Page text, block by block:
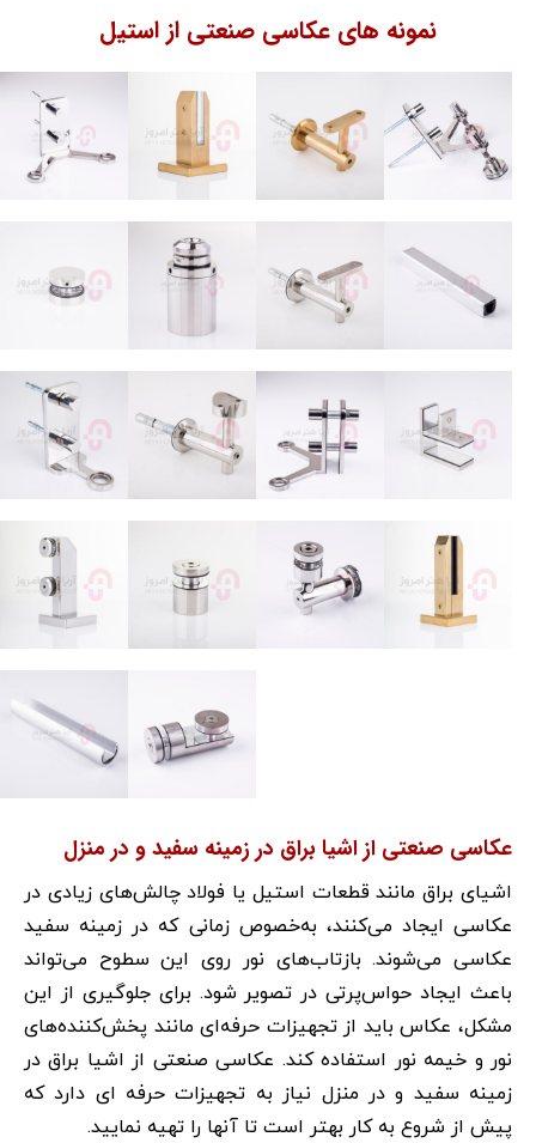
نمونه های عکاسی صنعتی از استیل
عکاسی صنعتی از اشیا براق در زمینه سفید و در منزل
اشیای براق مانند قطعات استیل یا فولاد چالش‌های زیادی در
عکاسی ایجاد می‌کنند، به‌خصوص زمانی که در زمینه سفید
عکاسی می‌شوند. بازتاب‌های نور روی این سطوح می‌تواند
باعث ایجاد حواس‌پرتی در تصویر شود. برای جلوگیری از این
مشکل، عکاس باید از تجهیزات حرفه‌ای مانند پخش‌کننده‌های
نور و خیمه نور استفاده کند. عکاسی صنعتی از اشیا براق در
زمینه سفید و در منزل نیاز به تجهیزات حرفه ای دارد که
پیش از شروع به کار بهتر است تا آنها را تهیه نمایید.